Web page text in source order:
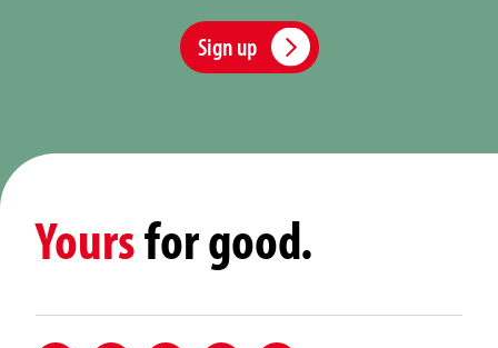
Sign up
Yoursfor good.